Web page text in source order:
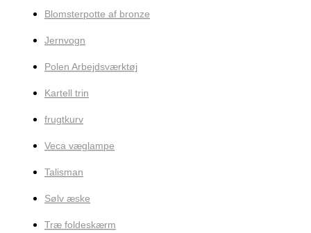
Blomsterpotte af bronze
Jernvogn
Polen Arbejdsværktøj
Kartell trin
frugtkurv
Veca væglampe
Talisman
Sølv æske
Træ foldeskærm